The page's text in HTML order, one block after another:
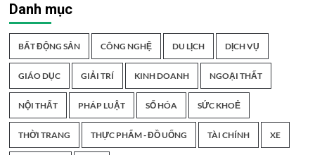
Danh mục
BẤT ĐỘNG SẢN CÔNG NGHỆ DU LỊCH DỊCH VỤ
GIÁO DỤC GIẢI TRÍ KINH DOANH NGOẠI THẤT
NỘI THẤT PHÁP LUẬT SỐ HÓA SỨC KHOẺ
THỜI TRANG THỰC PHẨM - ĐỒ UỐNG TÀI CHÍNH XE